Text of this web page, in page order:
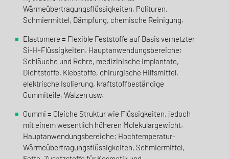
Wärmeübertragungsflüssigkeiten, Polituren,
Schmiermittel, Dämpfung, chemische Reinigung.
Elastomere = Flexible Feststoffe auf Basis vernetzter
Si-H-Flüssigkeiten. Hauptanwendungsbereiche:
Schläuche und Rohre, medizinische Implantate,
Dichtstoffe, Klebstoffe, chirurgische Hilfsmittel,
elektrische Isolierung, kraftstoffbeständige
Gummiteile, Walzen usw.
Gummi = Gleiche Struktur wie Flüssigkeiten, jedoch
mit einem wesentlich höheren Molekulargewicht.
Hauptanwendungsbereiche: Hochtemperatur-
Wärmeübertragungsflüssigkeiten, Schmiermittel,